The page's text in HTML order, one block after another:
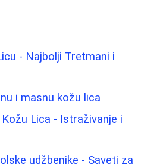
- Najbolji Tretmani i
i masnu kožu lica
Lica - Istraživanje i
udžbenike - Saveti za